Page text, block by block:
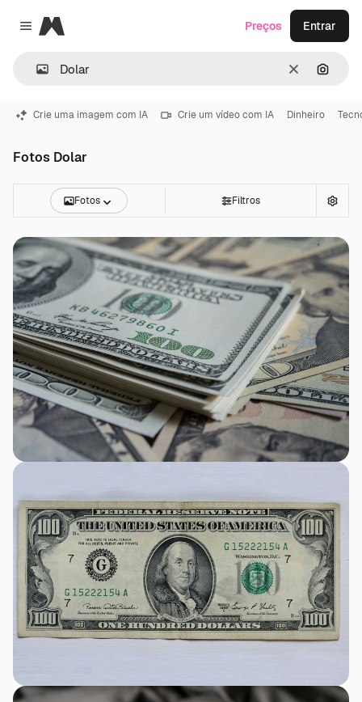
Close menu
Magnific
Limpar
Preços Entrar
Crie uma imagem com IA Crie um vídeo com IA Dinheiro
Fotos Dolar
Fotos Filtros